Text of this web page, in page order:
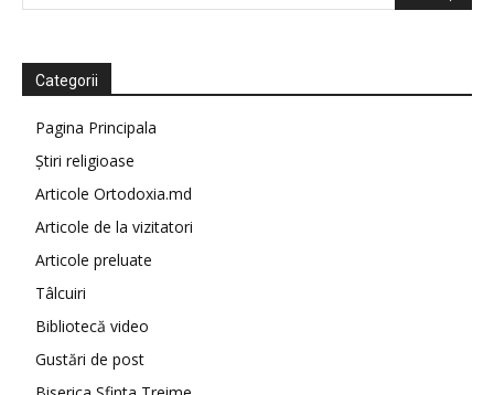
Categorii
Pagina Principala
Știri religioase
Articole Ortodoxia.md
Articole de la vizitatori
Articole preluate
Tâlcuiri
Bibliotecă video
Gustări de post